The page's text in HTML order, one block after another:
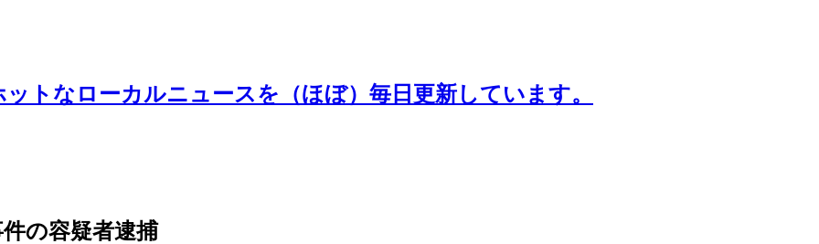
トなローカルニュースを（ほぼ）毎日更新しています。
の容疑者逮捕